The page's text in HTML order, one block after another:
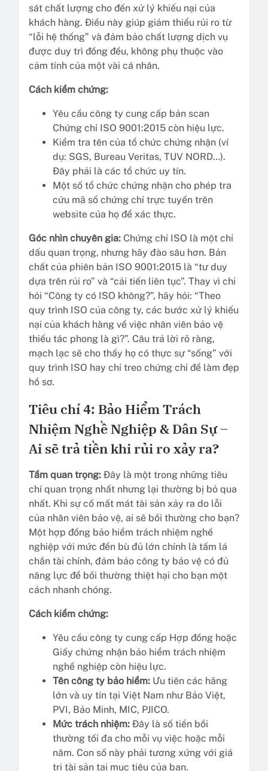
sát chất lượng cho đến xử lý khiếu nại của
khách hàng. Điều này giúp giảm thiểu rủi ro từ
“lỗi hệ thống” và đảm bảo chất lượng dịch vụ
được duy trì đồng đều, không phụ thuộc vào
cảm tính của một vài cá nhân.
Cách kiểm chứng:
Yêu cầu công ty cung cấp bản scan
Chứng chỉ ISO 9001:2015 còn hiệu lực.
Kiểm tra tên của tổ chức chứng nhận (ví
dụ: SGS, Bureau Veritas, TUV NORD…).
Đây phải là các tổ chức uy tín.
Một số tổ chức chứng nhận cho phép tra
cứu mã số chứng chỉ trực tuyến trên
website của họ để xác thực.
Góc nhìn chuyên gia: Chứng chỉ ISO là một chỉ
dấu quan trọng, nhưng hãy đào sâu hơn. Bản
chất của phiên bản ISO 9001:2015 là “tư duy
dựa trên rủi ro” và “cải tiến liên tục”. Thay vì chỉ
hỏi “Công ty có ISO không?”, hãy hỏi: “Theo
quy trình ISO của công ty, các bước xử lý khiếu
nại của khách hàng về việc nhân viên bảo vệ
thiếu tác phong là gì?”. Câu trả lời rõ ràng,
mạch lạc sẽ cho thấy họ có thực sự “sống” với
quy trình ISO hay chỉ treo chứng chỉ để làm đẹp
hồ sơ.
Tiêu chí 4: Bảo Hiểm Trách
Nhiệm Nghề Nghiệp & Dân Sự –
Ai sẽ trả tiền khi rủi ro xảy ra?
Tầm quan trọng: Đây là một trong những tiêu
chí quan trọng nhất nhưng lại thường bị bỏ qua
nhất. Khi sự cố mất mát tài sản xảy ra do lỗi
của nhân viên bảo vệ, ai sẽ bồi thường cho bạn?
Một hợp đồng bảo hiểm trách nhiệm nghề
nghiệp với mức đền bù đủ lớn chính là tấm lá
chắn tài chính, đảm bảo công ty bảo vệ có đủ
năng lực để bồi thường thiệt hại cho bạn một
cách nhanh chóng.
Cách kiểm chứng:
Yêu cầu công ty cung cấp Hợp đồng hoặc
Giấy chứng nhận bảo hiểm trách nhiệm
nghề nghiệp còn hiệu lực.
Tên công ty bảo hiểm: Ưu tiên các hãng
lớn và uy tín tại Việt Nam như Bảo Việt,
PVI, Bảo Minh, MIC, PJICO.
Mức trách nhiệm: Đây là số tiền bồi
thường tối đa cho mỗi vụ việc hoặc mỗi
năm. Con số này phải tương xứng với giá
trị tài sản tại mục tiêu của bạn.